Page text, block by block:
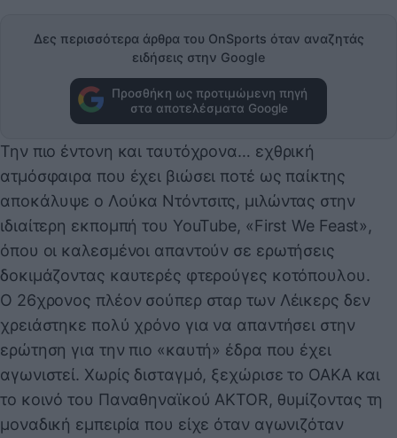
Δες περισσότερα άρθρα του OnSports όταν αναζητάς
ειδήσεις στην Google
Προσθήκη ως προτιμώμενη πηγή
στα αποτελέσματα Google
Την πιο έντονη και ταυτόχρονα… εχθρική
ατμόσφαιρα που έχει βιώσει ποτέ ως παίκτης
αποκάλυψε ο Λούκα Ντόντσιτς, μιλώντας στην
ιδιαίτερη εκπομπή του YouTube, «First We Feast»,
όπου οι καλεσμένοι απαντούν σε ερωτήσεις
δοκιμάζοντας καυτερές φτερούγες κοτόπουλου.
Ο 26χρονος πλέον σούπερ σταρ των Λέικερς δεν
χρειάστηκε πολύ χρόνο για να απαντήσει στην
ερώτηση για την πιο «καυτή» έδρα που έχει
αγωνιστεί. Χωρίς δισταγμό, ξεχώρισε το ΟΑΚΑ και
το κοινό του Παναθηναϊκού AKTOR, θυμίζοντας τη
μοναδική εμπειρία που είχε όταν αγωνιζόταν